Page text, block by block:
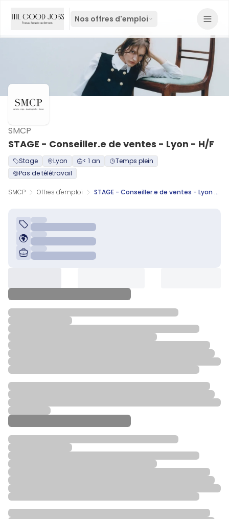
Nos offres d'emploi
STAGE - Conseiller.e de ventes - Lyon - H/F
SMCP
Stage Lyon < 1 an
Temps plein
Pas de télétravail
SMCP Offres d'emploi STAGE - Conseiller.e de ventes - Lyon - H/F